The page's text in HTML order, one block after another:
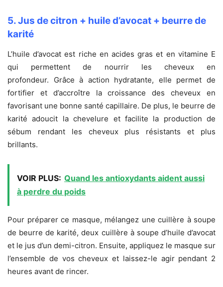
5. Jus de citron + huile d’avocat + beurre de
karité
L’huile d’avocat est riche en acides gras et en vitamine E
qui permettent de nourrir les cheveux en
profondeur. Grâce à action hydratante, elle permet de
fortifier et d’accroître la croissance des cheveux en
favorisant une bonne santé capillaire. De plus, le beurre de
karité adoucit la chevelure et facilite la production de
sébum rendant les cheveux plus résistants et plus
brillants.
VOIR PLUS: Quand les antioxydants aident aussi
à perdre du poids
Pour préparer ce masque, mélangez une cuillère à soupe
de beurre de karité, deux cuillère à soupe d’huile d’avocat
et le jus d’un demi-citron. Ensuite, appliquez le masque sur
l’ensemble de vos cheveux et laissez-le agir pendant 2
heures avant de rincer.